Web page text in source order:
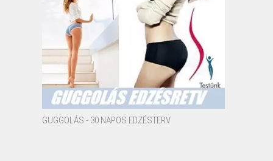
GUGGOLÁS - 30 NAPOS EDZÉSTERV